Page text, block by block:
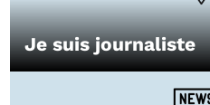
Je suis journaliste